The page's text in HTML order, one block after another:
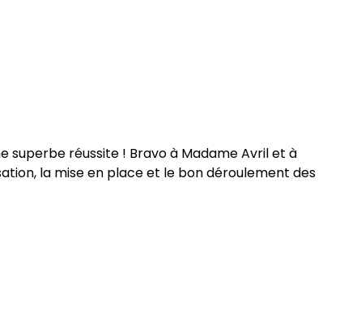
superbe réussite ! Bravo à Madame Avril et à
la mise en place et le bon déroulement des